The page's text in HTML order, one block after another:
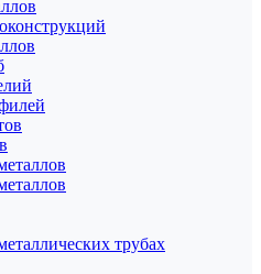
трубах